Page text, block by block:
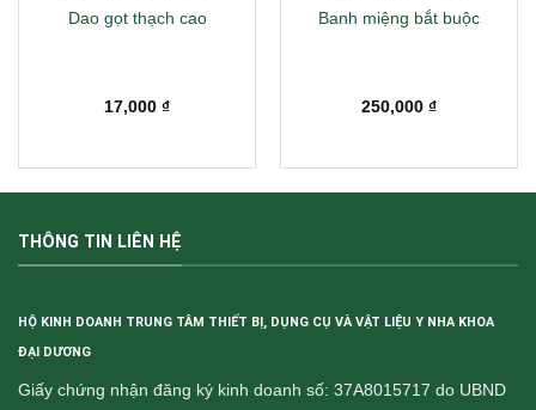
Dao gọt thạch cao
17,000 ₫
Banh miệng bắt buộc
250,000 ₫
THÔNG TIN LIÊN HỆ
HỘ KINH DOANH TRUNG TÂM THIẾT BỊ, DỤNG CỤ VÀ VẬT LIỆU Y NHA KHOA
ĐẠI DƯƠNG
Giấy chứng nhận đăng ký kinh doanh số: 37A8015717 do UBND